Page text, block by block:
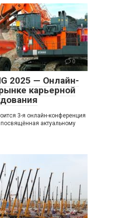
0
2025 — Онлайн-
карьерной
3-я онлайн-конференция
актуальному
4